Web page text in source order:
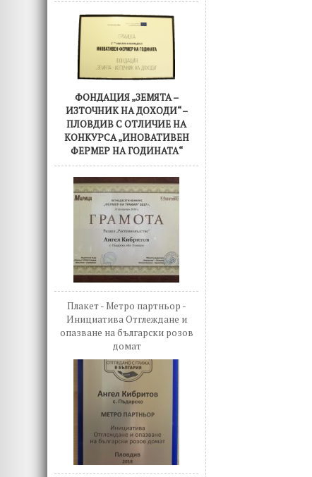
ФОНДАЦИЯ „ЗЕМЯТА –
ИЗТОЧНИК НА ДОХОДИ“ –
ПЛОВДИВ С ОТЛИЧИЕ НА
КОНКУРСА „ИНОВАТИВЕН
ФЕРМЕР НА ГОДИНАТА“
Плакет - Метро партньор -
Инициатива Отглеждане и
опазване на български розов
домат